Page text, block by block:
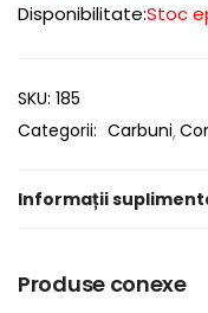
Disponibilitate:Stoc
SKU: 185
Categorii: Carbuni
Informații
Produse conexe